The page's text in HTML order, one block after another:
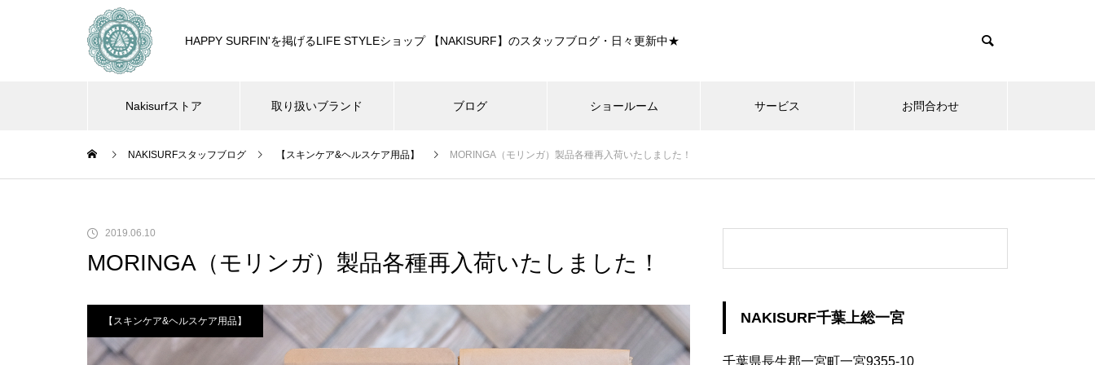
HAPPY SURFIN'を掲げるLIFE STYLEショップ 【NAKISURF】のスタッフブログ・日々更新中★
Nakisurfストア 取り扱いブランド ブログ ショールーム サービス お問合わせ
NAKISURFスタッフブログ 【スキンケア&ヘルスケア用品】 MORINGA（モリンガ）製品各種再入荷いたしました！
2019.06.10
MORINGA（モリンガ）製品各種再入荷いたしました！
【スキンケア&ヘルスケア用品】 NAKISURF千葉上総一宮
千葉県長生郡一宮町一宮9355-10